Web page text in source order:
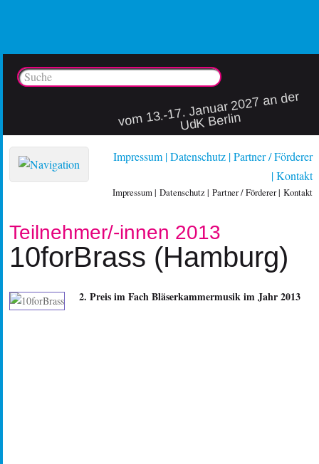
vo
m 13.-17. Januar 2027 an der
UdK Berlin
Impressum Datenschutz Partner / Förderer
Kontakt
Impressum Datenschutz Partner / Förderer Kontakt
Teilnehmer/-innen 2013
10forBrass (Hamburg)
2. Preis im Fach Bläserkammermusik im Jahr 2013